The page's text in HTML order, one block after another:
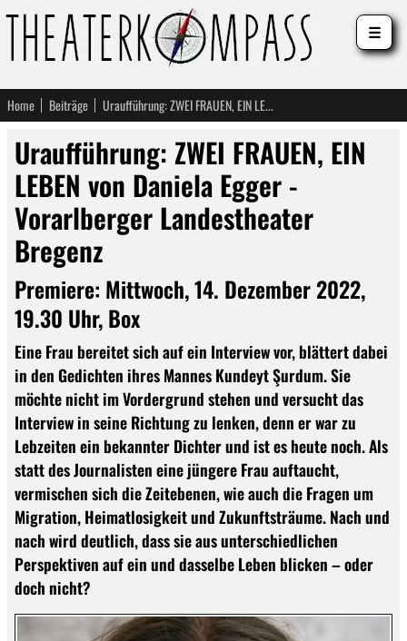
Home Beiträge Uraufführung: ZWEI FRAUEN, EIN LEBEN von Daniela Egger - Vorarlberger Landestheater Bregenz
Uraufführung: ZWEI FRAUEN, EIN
LEBEN von Daniela Egger -
Vorarlberger Landestheater
Bregenz
Premiere: Mittwoch, 14. Dezember 2022,
19.30 Uhr, Box
Eine Frau bereitet sich auf ein Interview vor, blättert dabei
in den Gedichten ihres Mannes Kundeyt Şurdum. Sie
möchte nicht im Vordergrund stehen und versucht das
Interview in seine Richtung zu lenken, denn er war zu
Lebzeiten ein bekannter Dichter und ist es heute noch. Als
statt des Journalisten eine jüngere Frau auftaucht,
vermischen sich die Zeitebenen, wie auch die Fragen um
Migration, Heimatlosigkeit und Zukunftsträume. Nach und
nach wird deutlich, dass sie aus unterschiedlichen
Perspektiven auf ein und dasselbe Leben blicken – oder
doch nicht?
☰